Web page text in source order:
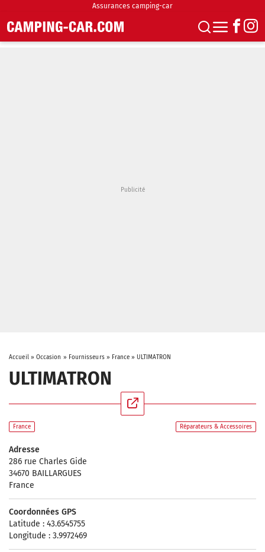
Assurances camping-car
Accueil» Occasion » Fournisseurs» France » ULTIMATRON
ULTIMATRON
France Réparateurs & Accessoires
Adresse
286 rue Charles Gide
34670 BAILLARGUES
France
Coordonnées GPS
Latitude : 43.6545755
Longitude : 3.9972469